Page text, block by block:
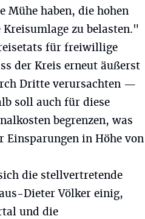
Mühe haben, die hohen
zu belasten."
für freiwillige
der Kreis erneut äußerst
Dritte verursachten —
soll auch für diese
begrenzen, was
Einsparungen in Höhe von
die stellvertretende
Dieter Völker einig,
und die